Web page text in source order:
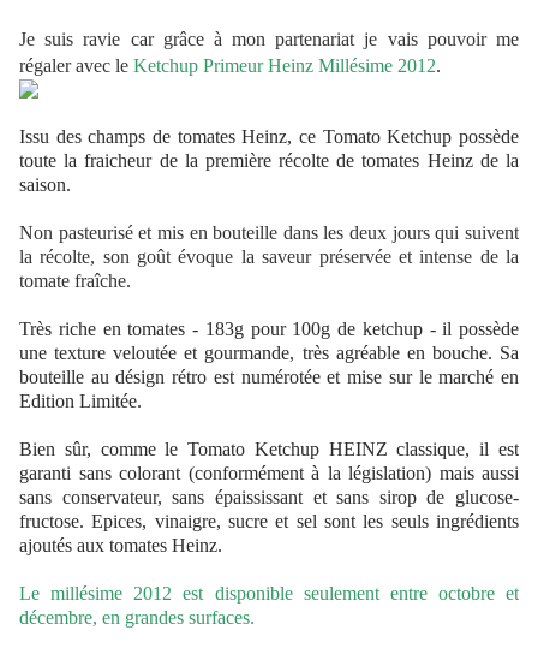
Je suis ravie car grâce à mon partenariat je vais pouvoir me
régaler avec le Ketchup Primeur Heinz Millésime 2012.
Issu des champs de tomates Heinz, ce Tomato Ketchup possède
toute la fraicheur de la première récolte de tomates Heinz de la
saison.
Non pasteurisé et mis en bouteille dans les deux jours qui suivent
la récolte, son goût évoque la saveur préservée et intense de la
tomate fraîche.
Très riche en tomates - 183g pour 100g de ketchup - il possède
une texture veloutée et gourmande, très agréable en bouche. Sa
bouteille au désign rétro est numérotée et mise sur le marché en
Edition Limitée.
Bien sûr, comme le Tomato Ketchup HEINZ classique, il est
garanti sans colorant (conformément à la législation) mais aussi
sans conservateur, sans épaississant et sans sirop de glucose-
fructose. Epices, vinaigre, sucre et sel sont les seuls ingrédients
ajoutés aux tomates Heinz.
Lemillésime 2012 est disponible seulement entre octobre et
décembre, en grandes surfaces.